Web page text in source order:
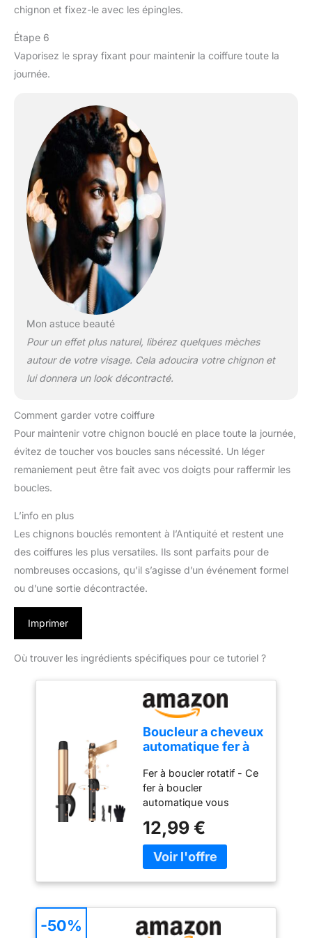
chignon et fixez-le avec les épingles.
Étape 6
Vaporisez le spray fixant pour maintenir la coiffure toute la
journée.
Mon astuce beauté
Pour un effet plus naturel, libérez quelques mèches
autour de votre visage. Cela adoucira votre chignon et
lui donnera un look décontracté.
Comment garder votre coiffure
Pour maintenir votre chignon bouclé en place toute la journée,
évitez de toucher vos boucles sans nécessité. Un léger
remaniement peut être fait avec vos doigts pour raffermir les
boucles.
L’info en plus
Les chignons bouclés remontent à l’Antiquité et restent une
des coiffures les plus versatiles. Ils sont parfaits pour de
nombreuses occasions, qu’il s’agisse d’un événement formel
ou d’une sortie décontractée.
Imprimer
Où trouver les ingrédients spécifiques pour ce tutoriel ?
Boucleur a cheveux
automatique fer à
cheveux longs, fer
a friser avec écran
LCD, large diamètre
de 32 mm et
rotation à 360°,
140-220 °C
Fer à boucler rotatif - Ce
fer à boucler
automatique vous
boucles et des
ondulations sans effort.
Son bouton de rotation
temps de bouclage.
Facile à utiliser, il vous
aide à obtenir des
12,99 €
-50%